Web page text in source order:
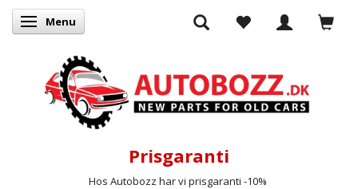
Skifte navigation
Menu
Prisgaranti
Hos Autobozz har vi prisgaranti -10%